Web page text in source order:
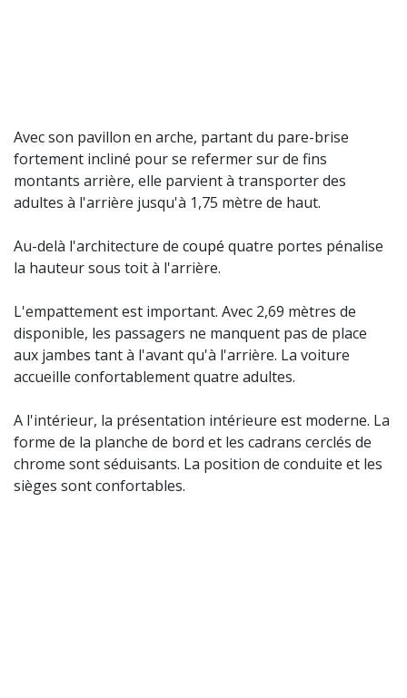
Avec son pavillon en arche, partant du pare-brise
fortement incliné pour se refermer sur de fins
montants arrière, elle parvient à transporter des
adultes à l'arrière jusqu'à 1,75 mètre de haut.
Au-delà l'architecture de coupé quatre portes pénalise
la hauteur sous toit à l'arrière.
L'empattement est important. Avec 2,69 mètres de
disponible, les passagers ne manquent pas de place
aux jambes tant à l'avant qu'à l'arrière. La voiture
accueille confortablement quatre adultes.
A l'intérieur, la présentation intérieure est moderne. La
forme de la planche de bord et les cadrans cerclés de
chrome sont séduisants. La position de conduite et les
sièges sont confortables.